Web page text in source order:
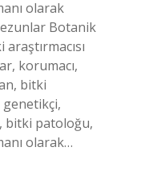
olarak
Botanik
korumacı,
bitki
genetikçi,
bitki patoloğu,
olarak…